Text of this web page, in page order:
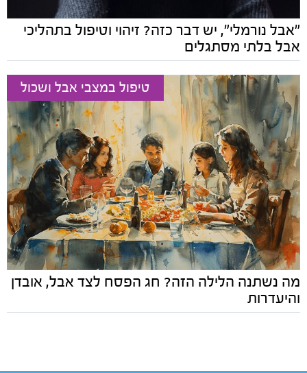
"אבל נורמלי", יש דבר כזה? זיהוי וטיפול בתהליכי
אבל בלתי מסתגלים
טיפול במצבי אבל ושכול
מה נשתנה הלילה הזה? חג הפסח לצד אבל, אובדן
והיעדרות